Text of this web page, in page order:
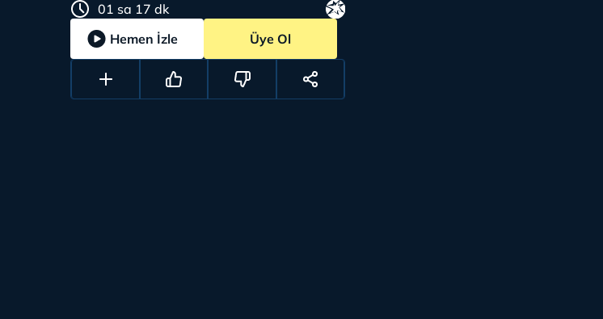
01 sa 17 dk
Hemen İzle
Üye Ol